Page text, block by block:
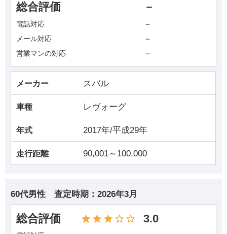
総合評価 －
電話対応 －
メール対応 －
営業マンの対応 －
メーカー スバル
車種 レヴォーグ
年式 2017年/平成29年
走行距離 90,001～100,000
60代男性 査定時期： 2026年3月
総合評価 3.0